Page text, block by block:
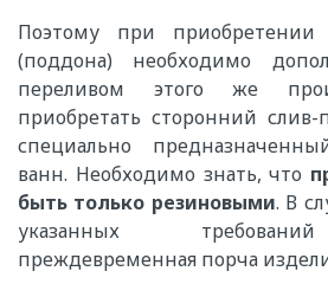
Поэтому при приобретении
(поддона) необходимо
переливом этого же
приобретать сторонний слив-
специально
ванн. Необходимо знать, что
быть только резиновыми. В
указанных
преждевременная порча